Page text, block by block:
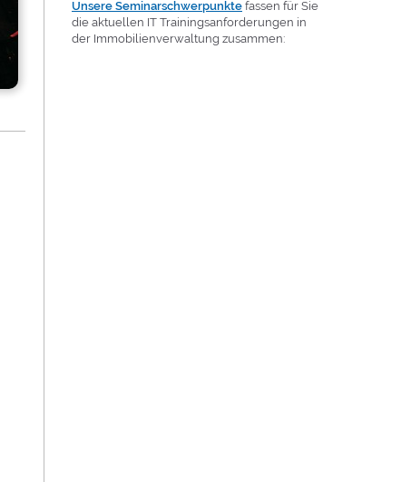
Unsere Seminarschwerpunkte fassen für Sie
die aktuellen IT Trainingsanforderungen in
der Immobilienverwaltung zusammen: